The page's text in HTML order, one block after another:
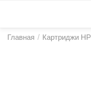
Главная / Картриджи HP